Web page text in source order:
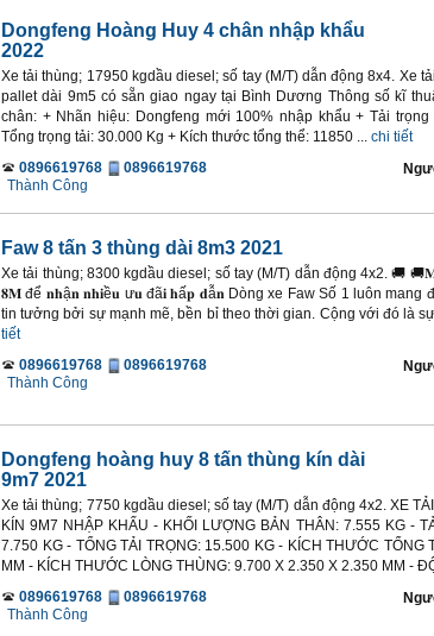
Dongfeng Hoàng Huy 4 chân nhập khẩu
2022
Xe tải thùng; 17950 kgdầu diesel; số tay (M/T) dẫn động 8x4. Xe
pallet dài 9m5 có sẵn giao ngay tại Bình Dương Thông số kĩ
chân: + Nhãn hiệu: Dongfeng mới 100% nhập khẩu + Tải
Tổng trọng tải: 30.000 Kg + Kích thước tổng thể: 11850 ... chi tiết
0896619768
0896619768
Thành Công
Faw 8 tấn 3 thùng dài 8m3 2021
Xe tải thùng; 8300 kgdầu diesel; số tay (M/T) dẫn động 4x2. 🚚
𝟖𝐌 để 𝐧𝐡ậ𝐧 𝐧𝐡𝐢ề𝐮 ư𝐮 đã𝐢 𝐡ấ𝐩 𝐝ẫ𝐧 Dòng xe Faw Số 1 luôn mang
tin tưởng bởi sự mạnh mẽ, bền bỉ theo thời gian. Cộng với đó là
tiết
0896619768
0896619768
Thành Công
Dongfeng hoàng huy 8 tấn thùng kín dài
9m7 2021
Xe tải thùng; 7750 kgdầu diesel; số tay (M/T) dẫn động 4x2. XE
KÍN 9M7 NHẬP KHẨU - KHỐI LƯỢNG BẢN THÂN: 7.555 KG -
7.750 KG - TỔNG TẢI TRỌNG: 15.500 KG - KÍCH THƯỚC TỔNG
MM - KÍCH THƯỚC LÒNG THÙNG: 9.700 X 2.350 X 2.350 MM -
0896619768
0896619768
Thành Công